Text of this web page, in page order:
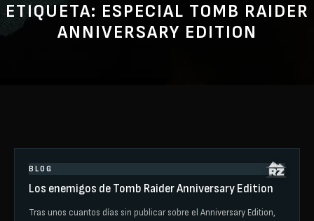
ETIQUETA: ESPECIAL TOMB RAIDER
ANNIVERSARY EDITION
BLOG
Los enemigos de Tomb Raider Anniversary Edition
Tras unos cuantos días sin publicar sobre el Anniversary Edition,